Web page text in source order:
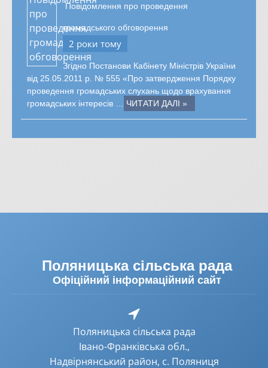
Повідомлення про проведення
громадського обговорення
2 роки тому
Згідно Постанови Кабінету Міністрів України
від 25.05.2011 р. № 555 «Про затвердження Порядку
проведення громадських слухань щодо врахування
громадських інтересів …
ЧИТАТИ ДАЛІ »
Поляницька сільська рада
Офіційний інформаційний сайт
Поляницька сільська рада
Івано-Франківська обл.,
Надвірнянський район, с. Поляниця